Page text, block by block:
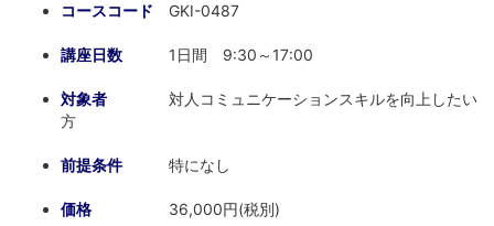
コースコード GKI-0487
講座日数 1日間 9:30～17:00
対象者 対人コミュニケーションスキルを向上したい
方
前提条件 特になし
価格 36,000円(税別)